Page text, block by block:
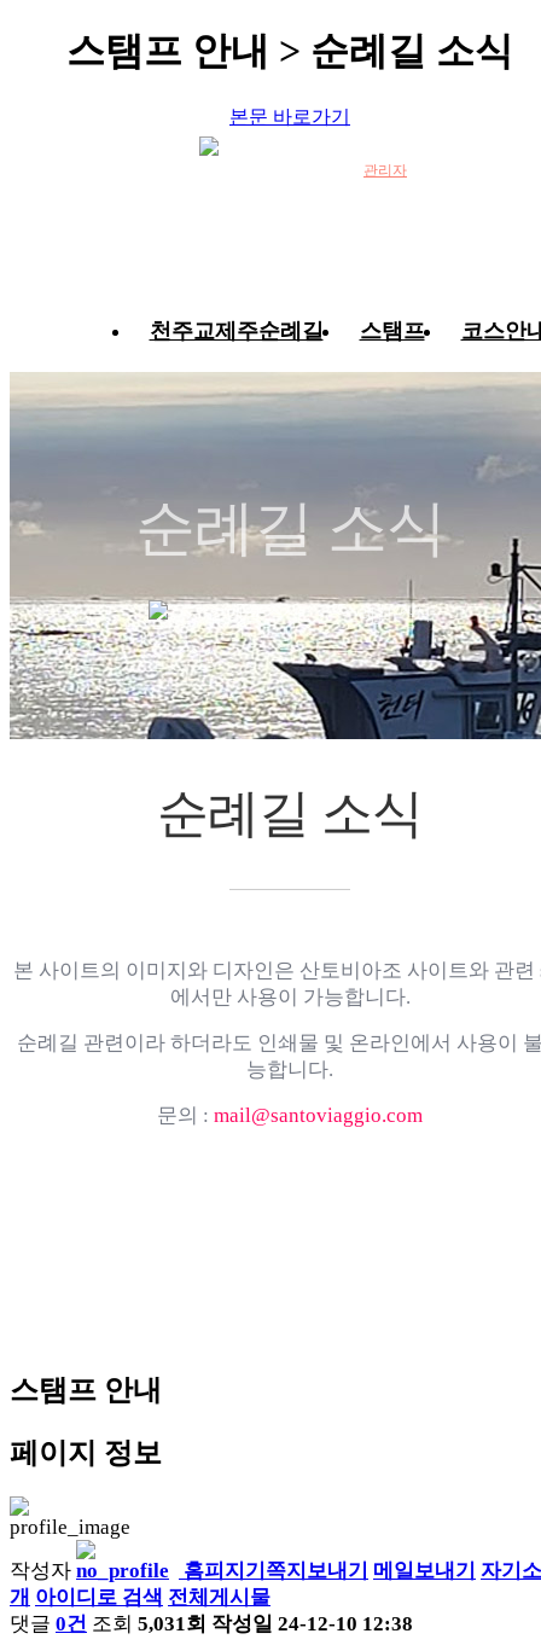
스탬프 안내 > 순례길 소식
본문 바로가기
천주교제주순례길 스탬프 코스안
관리자
순례길 소식
chevron_right 순례길 소식 chevron_right 순례길 소식
순례길 소식
본 사이트의 이미지와 디자인은 산토비아조 사이트와 관련
에서만 사용이 가능합니다.
순례길 관련이라 하더라도 인쇄물 및 온라인에서 사용이
능합니다.
문의 : mail@santoviaggio.com
스탬프 안내
페이지 정보
작성자 홈피지기 쪽지보내기 메일보내기
자기소
개 아이디로 검색 전체게시물
댓글 0건 조회 5,031회 작성일 24-12-10 12:38